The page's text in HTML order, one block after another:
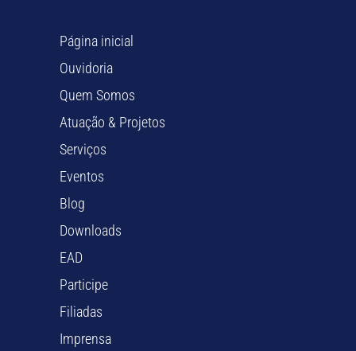
Página inicial
Ouvidoria
Quem Somos
Atuação & Projetos
Serviços
Eventos
Blog
Downloads
EAD
Participe
Filiadas
Imprensa